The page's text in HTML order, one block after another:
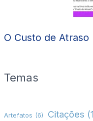
O Custo de
Temas
Artefatos (6) Citações